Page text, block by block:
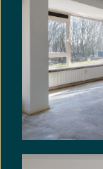
In de
stoffen/
worden
en
wetgeving
wetgeving